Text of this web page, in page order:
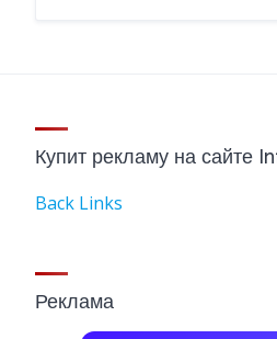
Купит рекламу на сайте
Back Links
Реклама